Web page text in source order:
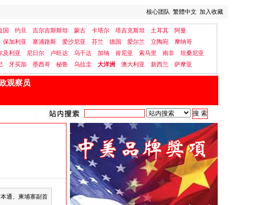
核心团队 繁體中文 加入收藏
国 约旦 吉尔吉斯斯坦 蒙古 卡塔尔 塔吉克斯坦 土耳其
阿曼
保加利亚 塞浦路斯 爱沙尼亚 芬兰 德国 爱尔兰 立陶宛
摩纳哥
及利亚 尼日尔 卢旺达 乌干达 加纳 肯尼亚 索马里 南非
坦桑尼亚
牙买加 墨西哥 秘鲁 乌拉圭 大洋洲 澳大利亚 新西兰 萨摩亚
观察员
通、柬埔寨副首